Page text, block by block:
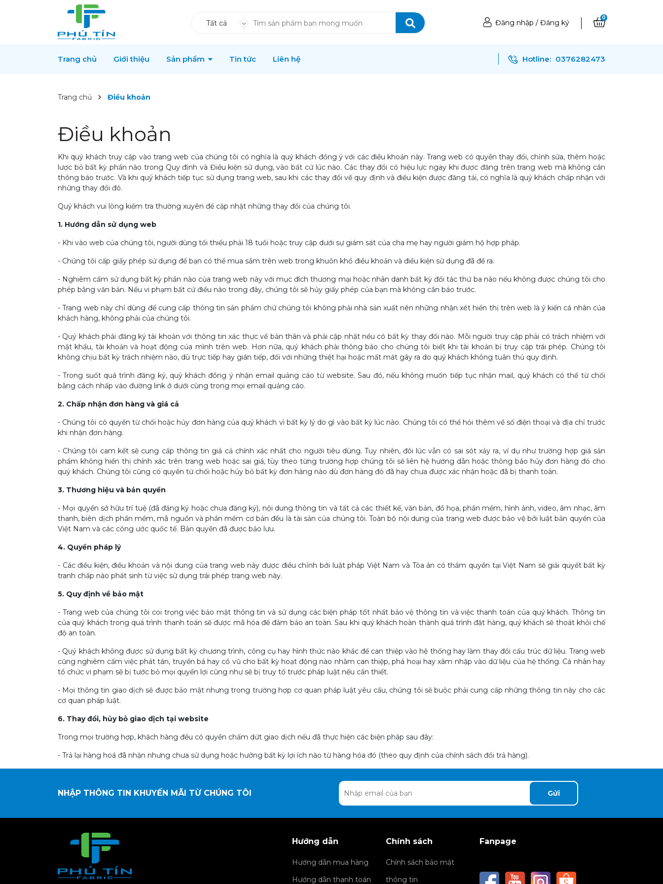
Tất cả Đăng nhập / Đăng ký
0
Trang chủ Giới thiệu Sản phẩm Tin tức Liên hệ Hotline: 0376282473
Trang chủ Điều khoản
Điều khoản
Khi quý khách truy cập vào trang web của chúng tôi có nghĩa là quý khách đồng ý với các điều khoản này. Trang web có quyền thay đổi, chỉnh sửa, thêm hoặc
lược bỏ bất kỳ phần nào trong Quy định và Điều kiện sử dụng, vào bất cứ lúc nào. Các thay đổi có hiệu lực ngay khi được đăng trên trang web mà không cần
thông báo trước. Và khi quý khách tiếp tục sử dụng trang web, sau khi các thay đổi về quy định và điều kiện được đăng tải, có nghĩa là quý khách chấp nhận với
những thay đổi đó.
Quý khách vui lòng kiểm tra thường xuyên để cập nhật những thay đổi của chúng tôi.
1. Hướng dẫn sử dụng web
- Khi vào web của chúng tôi, người dùng tối thiểu phải 18 tuổi hoặc truy cập dưới sự giám sát của cha mẹ hay người giám hộ hợp pháp.
- Chúng tôi cấp giấy phép sử dụng để bạn có thể mua sắm trên web trong khuôn khổ điều khoản và điều kiện sử dụng đã đề ra.
- Nghiêm cấm sử dụng bất kỳ phần nào của trang web này với mục đích thương mại hoặc nhân danh bất kỳ đối tác thứ ba nào nếu không được chúng tôi cho
phép bằng văn bản. Nếu vi phạm bất cứ điều nào trong đây, chúng tôi sẽ hủy giấy phép của bạn mà không cần báo trước.
- Trang web này chỉ dùng để cung cấp thông tin sản phẩm chứ chúng tôi không phải nhà sản xuất nên những nhận xét hiển thị trên web là ý kiến cá nhân của
khách hàng, không phải của chúng tôi.
- Quý khách phải đăng ký tài khoản với thông tin xác thực về bản thân và phải cập nhật nếu có bất kỳ thay đổi nào. Mỗi người truy cập phải có trách nhiệm với
mật khẩu, tài khoản và hoạt động của mình trên web. Hơn nữa, quý khách phải thông báo cho chúng tôi biết khi tài khoản bị truy cập trái phép. Chúng tôi
không chịu bất kỳ trách nhiệm nào, dù trực tiếp hay gián tiếp, đối với những thiệt hại hoặc mất mát gây ra do quý khách không tuân thủ quy định.
- Trong suốt quá trình đăng ký, quý khách đồng ý nhận email quảng cáo từ website. Sau đó, nếu không muốn tiếp tục nhận mail, quý khách có thể từ chối
bằng cách nhấp vào đường link ở dưới cùng trong mọi email quảng cáo.
2. Chấp nhận đơn hàng và giá cả
- Chúng tôi có quyền từ chối hoặc hủy đơn hàng của quý khách vì bất kỳ lý do gì vào bất kỳ lúc nào. Chúng tôi có thể hỏi thêm về số điện thoại và địa chỉ trước
khi nhận đơn hàng.
- Chúng tôi cam kết sẽ cung cấp thông tin giá cả chính xác nhất cho người tiêu dùng. Tuy nhiên, đôi lúc vẫn có sai sót xảy ra, ví dụ như trường hợp giá sản
phẩm không hiển thị chính xác trên trang web hoặc sai giá, tùy theo từng trường hợp chúng tôi sẽ liên hệ hướng dẫn hoặc thông báo hủy đơn hàng đó cho
quý khách. Chúng tôi cũng có quyền từ chối hoặc hủy bỏ bất kỳ đơn hàng nào dù đơn hàng đó đã hay chưa được xác nhận hoặc đã bị thanh toán.
3. Thương hiệu và bản quyền
- Mọi quyền sở hữu trí tuệ (đã đăng ký hoặc chưa đăng ký), nội dung thông tin và tất cả các thiết kế, văn bản, đồ họa, phần mềm, hình ảnh, video, âm nhạc, âm
thanh, biên dịch phần mềm, mã nguồn và phần mềm cơ bản đều là tài sản của chúng tôi. Toàn bộ nội dung của trang web được bảo vệ bởi luật bản quyền của
Việt Nam và các công ước quốc tế. Bản quyền đã được bảo lưu.
4. Quyền pháp lý
- Các điều kiện, điều khoản và nội dung của trang web này được điều chỉnh bởi luật pháp Việt Nam và Tòa án có thẩm quyền tại Việt Nam sẽ giải quyết bất kỳ
tranh chấp nào phát sinh từ việc sử dụng trái phép trang web này.
5. Quy định về bảo mật
- Trang web của chúng tôi coi trọng việc bảo mật thông tin và sử dụng các biện pháp tốt nhất bảo vệ thông tin và việc thanh toán của quý khách. Thông tin
của quý khách trong quá trình thanh toán sẽ được mã hóa để đảm bảo an toàn. Sau khi quý khách hoàn thành quá trình đặt hàng, quý khách sẽ thoát khỏi chế
độ an toàn.
- Quý khách không được sử dụng bất kỳ chương trình, công cụ hay hình thức nào khác để can thiệp vào hệ thống hay làm thay đổi cấu trúc dữ liệu. Trang web
cũng nghiêm cấm việc phát tán, truyền bá hay cổ vũ cho bất kỳ hoạt động nào nhằm can thiệp, phá hoại hay xâm nhập vào dữ liệu của hệ thống. Cá nhân hay
tổ chức vi phạm sẽ bị tước bỏ mọi quyền lợi cũng như sẽ bị truy tố trước pháp luật nếu cần thiết.
- Mọi thông tin giao dịch sẽ được bảo mật nhưng trong trường hợp cơ quan pháp luật yêu cầu, chúng tôi sẽ buộc phải cung cấp những thông tin này cho các
cơ quan pháp luật.
6. Thay đổi, hủy bỏ giao dịch tại website
Trong mọi trường hợp, khách hàng đều có quyền chấm dứt giao dịch nếu đã thực hiện các biện pháp sau đây:
- Trả lại hàng hoá đã nhận nhưng chưa sử dụng hoặc hưởng bất kỳ lợi ích nào từ hàng hóa đó (theo quy định của chính sách đổi trả hàng).
NHẬP THÔNG TIN KHUYẾN MÃI TỪ CHÚNG TÔI Gửi
Hướng dẫn
Hướng dẫn mua hàng
Hướng dẫn thanh toán
Chính sách
Chính sách bảo mật
thông tin
Fanpage